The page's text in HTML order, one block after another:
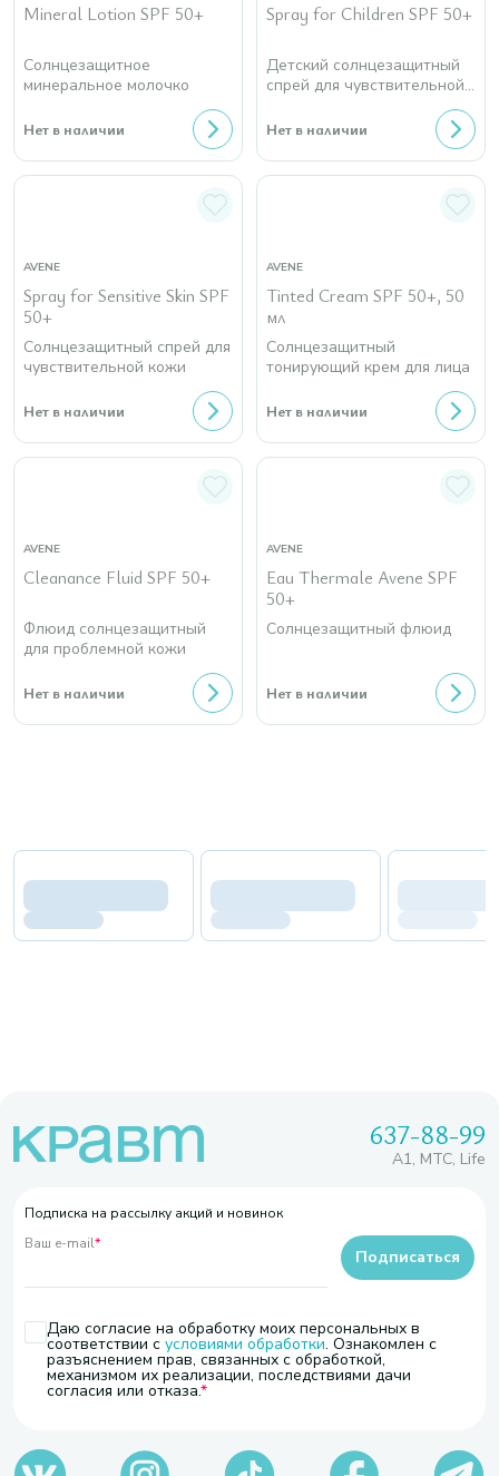
Mineral Lotion SPF 50+
Солнцезащитное
минеральное молочко
Нет в наличии
Spray for Children SPF 50+
Детский солнцезащитный
спрей для чувствительной
Нет в наличии
AVENE
Spray for Sensitive Skin SPF
50+
Солнцезащитный спрей для
чувствительной кожи
Нет в наличии
AVENE
Tinted Cream SPF 50+, 50
мл
Солнцезащитный
тонирующий крем для лица
Нет в наличии
AVENE
Cleanance Fluid SPF 50+
Флюид солнцезащитный
для проблемной кожи
Нет в наличии
AVENE
Eau Thermale Avene SPF
50+
Cолнцезащитный флюид
Нет в наличии
637-88-99
A1, МТС, Life
Подписка на рассылку акций и новинок
Ваш e-mail*
Даю согласие на обработку моих персональных в
соответствии с условиями обработки. Ознакомлен с
разъяснением прав, связанных с обработкой,
механизмом их реализации, последствиями дачи
согласия или отказа.
Подписаться